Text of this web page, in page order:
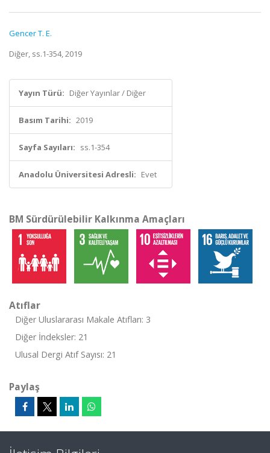
Gencer T. E.
Diğer, ss.1-354, 2019
Yayın Türü: Diğer Yayınlar / Diğer
Basım Tarihi: 2019
Sayfa Sayıları: ss.1-354
Anadolu Üniversitesi Adresli: Evet
BM Sürdürülebilir Kalkınma Amaçları
Atıflar
Diğer Uluslararası Makale Atıfları: 3
Diğer İndeksler: 21
Ulusal Dergi Atıf Sayısı: 21
Paylaş